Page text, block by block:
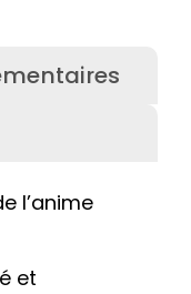
l’anime
et